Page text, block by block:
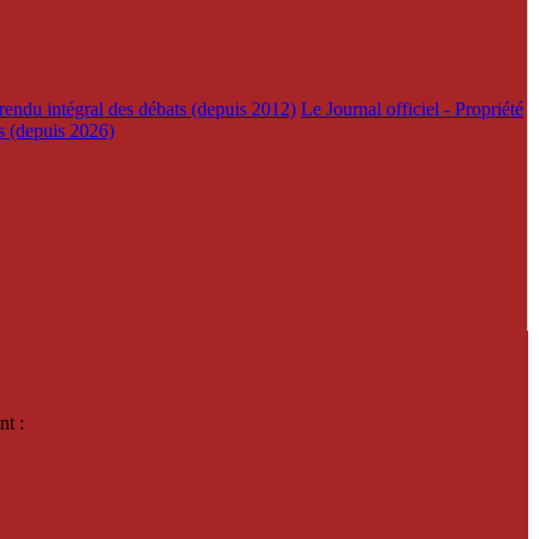
intégral des débats (depuis 2012) Le Journal officiel - Propriété
(depuis 2026)
: